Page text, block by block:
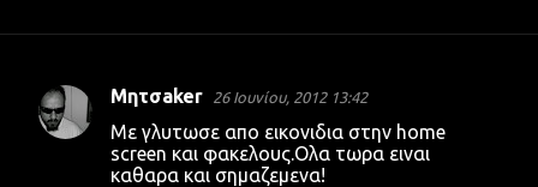
Σ
Μητσaker 26 Ιουνίου, 2012 13:42
Με γλυτωσε απο εικονιδια στην home
screen και φακελους.Ολα τωρα ειναι
καθαρα και σημαζεμενα!